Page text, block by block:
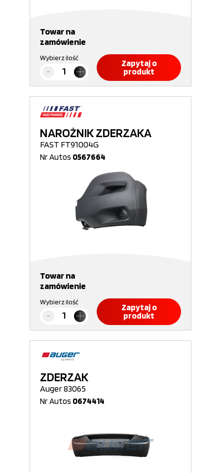
Towar na
zamówienie
Wybierz ilość
Zapytaj o
produkt
NAROŻNIK ZDERZAKA
FAST FT91004G
Nr Autos 0567664
Towar na
zamówienie
Wybierz ilość
Zapytaj o
produkt
ZDERZAK
Auger 83065
Nr Autos 0674414